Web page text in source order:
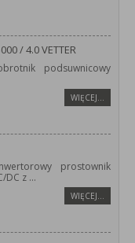
/ 4.0 VETTER
podsuwnicowy
WIĘCEJ…
prostownik
DC z ...
WIĘCEJ…